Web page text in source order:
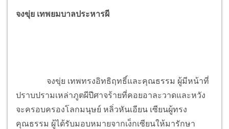
จงขุ่ย เทพยมบาลประหารผี
จงขุ่ย เทพทรงอิทธิฤทธิ์และคุณธรรม ผู้มีหน้าที่
ปราบปรามเหล่าภูตผีปีศาจร้ายที่คอยอาละวาดและหวัง
จะครอบครองโลกมนุษย์ หลิ่วหันเอียน เซียนผู้ทรง
คุณธรรม ผู้ได้รับมอบหมายจากเง็กเซียนให้มารักษา